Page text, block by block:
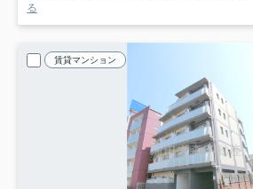
る
賃貸マンション